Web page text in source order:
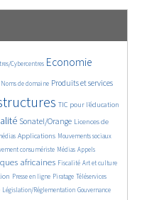
Cybercentres Economie
Noms de domaine Produits et services
TIC pour l’éducation
Sonatel/Orange Licences de
Applications Mouvements sociaux
consumériste Médias Appels
africaines Fiscalité Art et culture
Presse en ligne Piratage Téléservices
Législation/Réglementation Gouvernance